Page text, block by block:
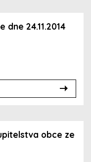
dne 24.11.2014
obce ze